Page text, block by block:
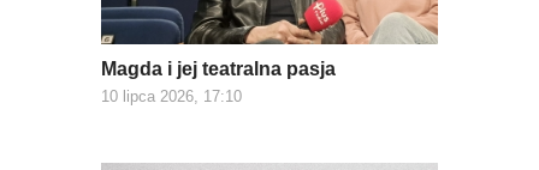
Magda i jej teatralna pasja
10 lipca 2026, 17:10